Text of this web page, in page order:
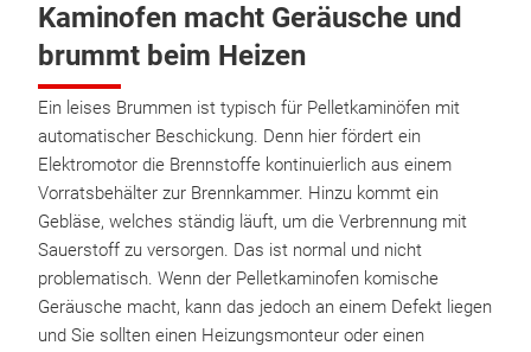
Kaminofen macht Geräusche und
brummt beim Heizen
Ein leises Brummen ist typisch für Pelletkaminöfen mit
automatischer Beschickung. Denn hier fördert ein
Elektromotor die Brennstoffe kontinuierlich aus einem
Vorratsbehälter zur Brennkammer. Hinzu kommt ein
Gebläse, welches ständig läuft, um die Verbrennung mit
Sauerstoff zu versorgen. Das ist normal und nicht
problematisch. Wenn der Pelletkaminofen komische
Geräusche macht, kann das jedoch an einem Defekt liegen
und Sie sollten einen Heizungsmonteur oder einen